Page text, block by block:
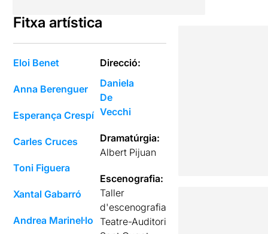
Fitxa artística
Eloi Benet
Anna Berenguer
Esperança Crespí
Carles Cruces
Toni Figuera
Xantal Gabarró
Andrea Marinel·lo
Direcció:
Daniela
De
Vecchi
Dramatúrgia:
Albert Pijuan
Escenografia:
Taller
d'escenografia
Teatre-Auditori